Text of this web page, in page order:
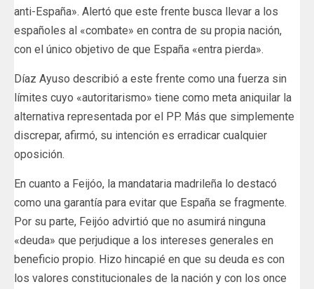
anti-España». Alertó que este frente busca llevar a los
españoles al «combate» en contra de su propia nación,
con el único objetivo de que España «entra pierda».
Díaz Ayuso describió a este frente como una fuerza sin
límites cuyo «autoritarismo» tiene como meta aniquilar la
alternativa representada por el PP. Más que simplemente
discrepar, afirmó, su intención es erradicar cualquier
oposición.
En cuanto a Feijóo, la mandataria madrileña lo destacó
como una garantía para evitar que España se fragmente.
Por su parte, Feijóo advirtió que no asumirá ninguna
«deuda» que perjudique a los intereses generales en
beneficio propio. Hizo hincapié en que su deuda es con
los valores constitucionales de la nación y con los once